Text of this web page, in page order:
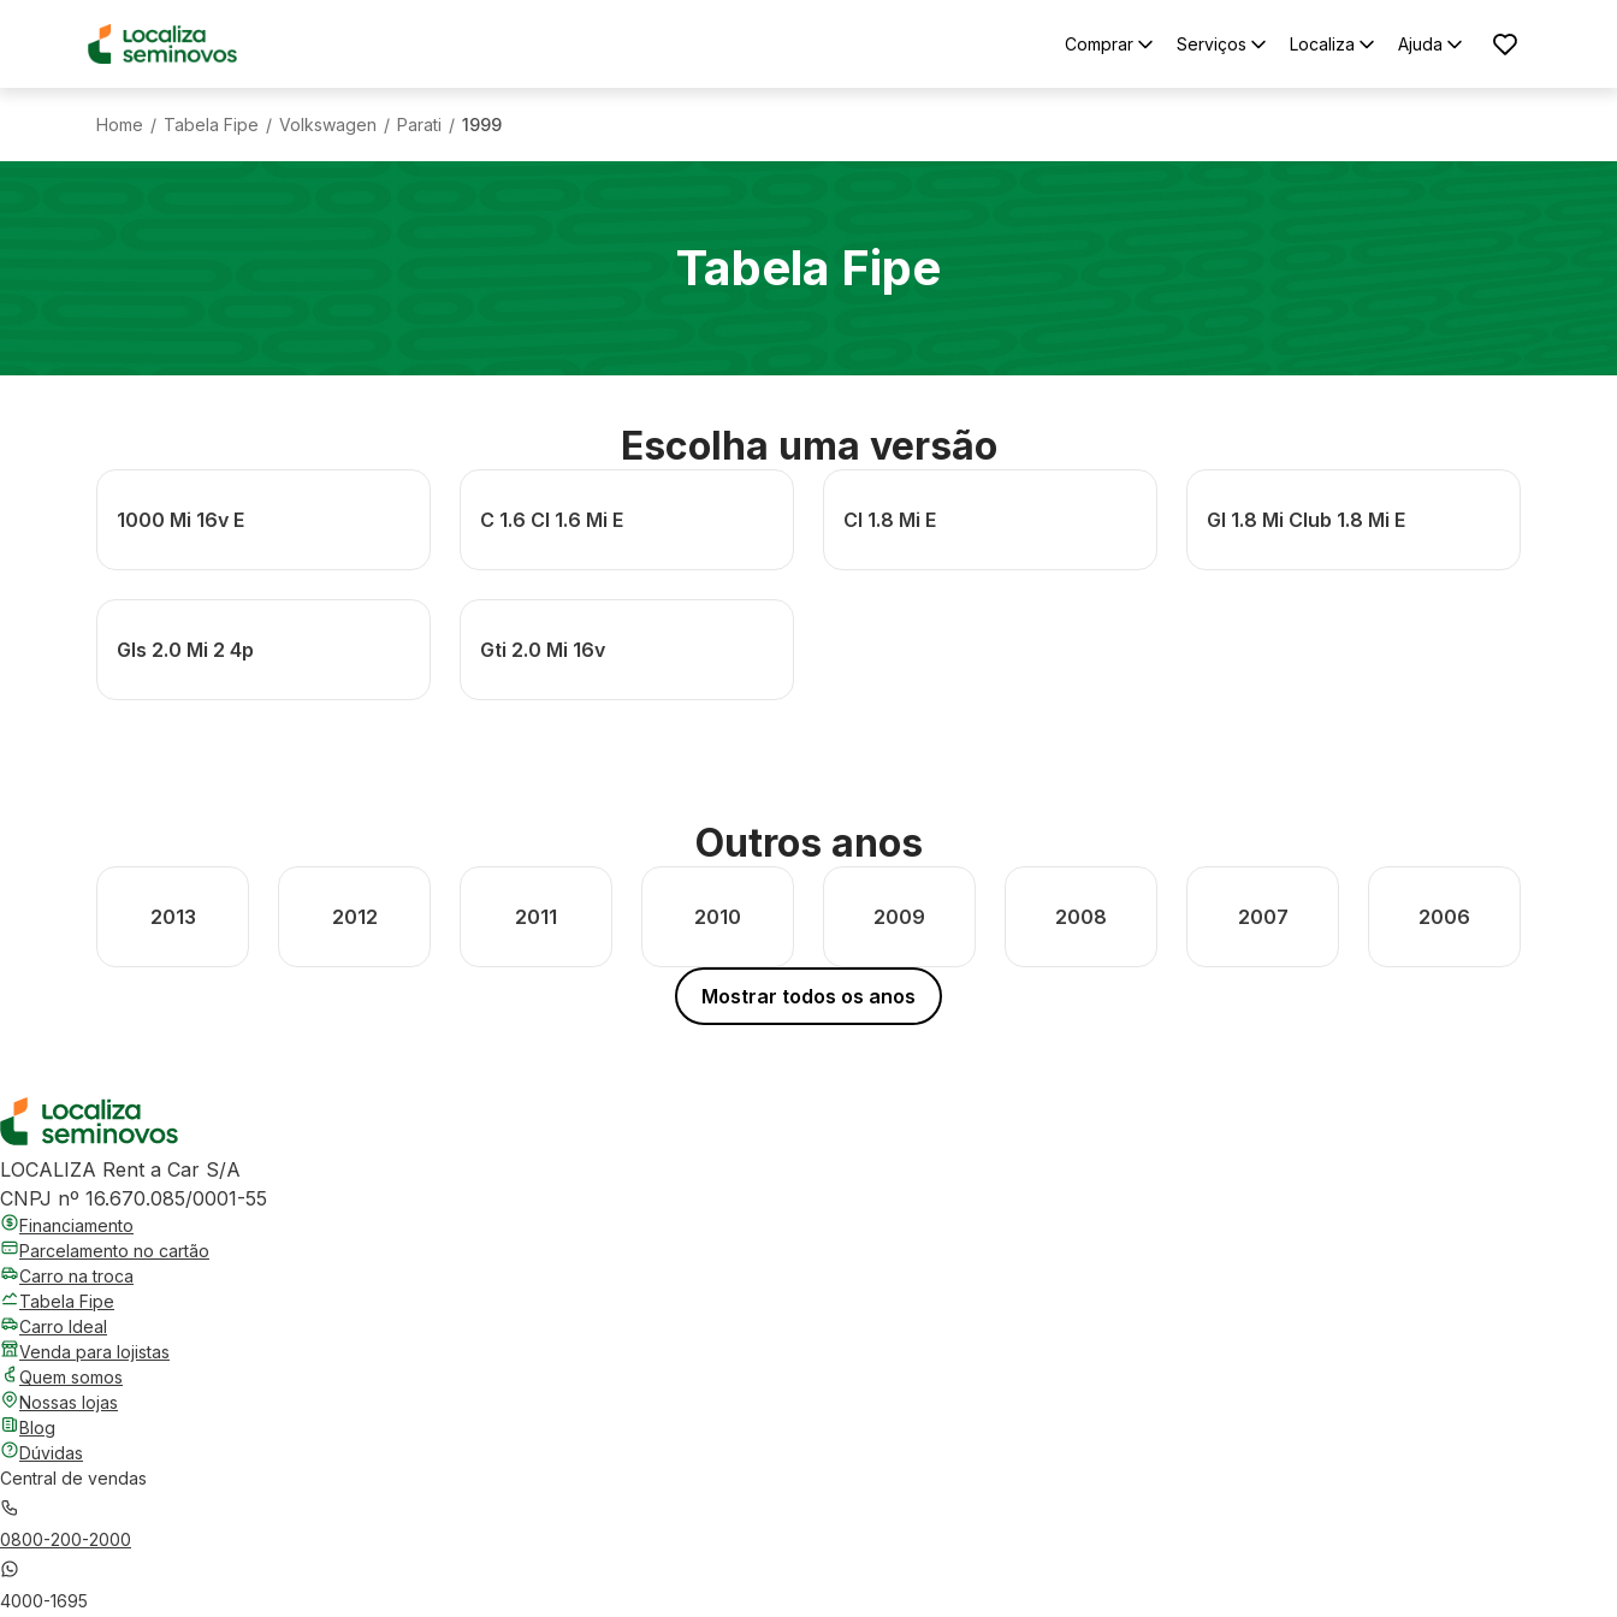
Comprar Serviços Localiza Ajuda
Home / Tabela Fipe / Volkswagen / Parati / 1999
Tabela Fipe
Escolha uma versão
1000 Mi 16v E C 1.6 Cl 1.6 Mi E Cl 1.8 Mi E Gl 1.8 Mi Club 1.8 Mi E
Gls 2.0 Mi 2 4p Gti 2.0 Mi 16v
Outros anos
2013 2012 2011 2010 2009 2008 2007 2006
Mostrar todos os anos
LOCALIZA Rent a Car S/A
CNPJ nº 16.670.085/0001-55
Financiamento
Parcelamento no cartão
Carro na troca
Tabela Fipe
Carro Ideal
Venda para lojistas
Quem somos
Nossas lojas
Blog
Dúvidas
Central de vendas
0800-200-2000
4000-1695